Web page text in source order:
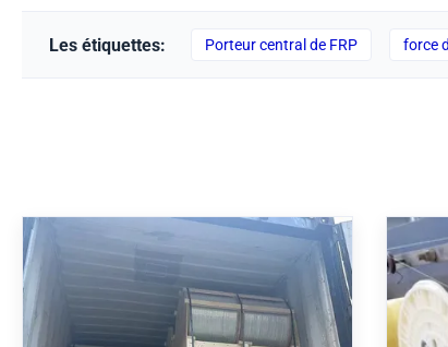
Les étiquettes: Porteur central de FRP force
Membre en FRP de 50 mm de